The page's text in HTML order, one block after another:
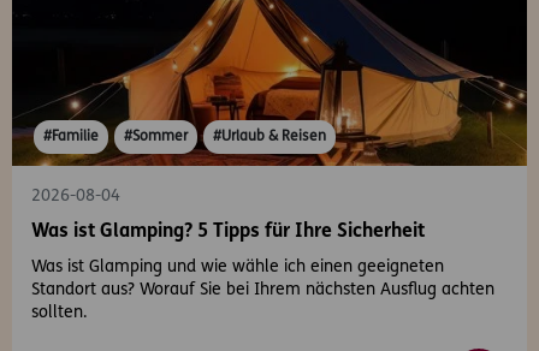
#Familie #Sommer #Urlaub & Reisen
2026-08-04
Was ist Glamping? 5 Tipps für Ihre Sicherheit
Was ist Glamping und wie wähle ich einen geeigneten
Standort aus? Worauf Sie bei Ihrem nächsten Ausflug achten
sollten.